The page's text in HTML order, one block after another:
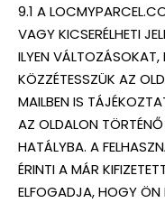
9.1 A
VAGY KICSERÉLHETI
ILYEN VÁLTOZÁSOKAT,
KÖZZÉTESSZÜK AZ
MAILBEN IS
AZ OLDALON TÖRTÉNŐ
HATÁLYBA. A
ÉRINTI A MÁR
ELFOGADJA, HOGY ÖN